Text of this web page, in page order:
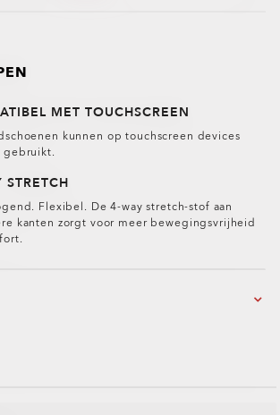
MET TOUCHSCREEN
kunnen op touchscreen devices
gebruikt.
STRETCH
Flexibel. De 4-way stretch-stof aan
kanten zorgt voor meer bewegingsvrijheid